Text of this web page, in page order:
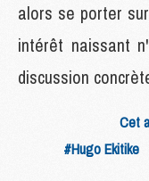
alors se porter
intérêt naissant
discussion
Cet
#Hugo Ekitike